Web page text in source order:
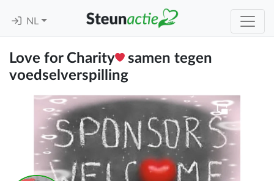
NL
Love for Charity
samen tegen
voedselverspilling